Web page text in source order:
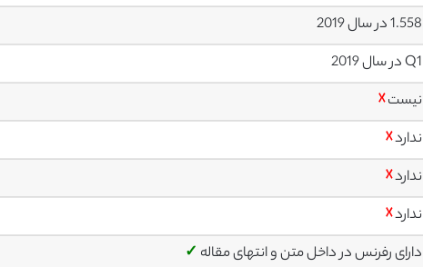
1.558 در سال 2019
Q1 در سال 2019
نیست☓
ندارد☓
ندارد☓
ندارد☓
دارای رفرنس در داخل متن و انتهای مقاله ✓